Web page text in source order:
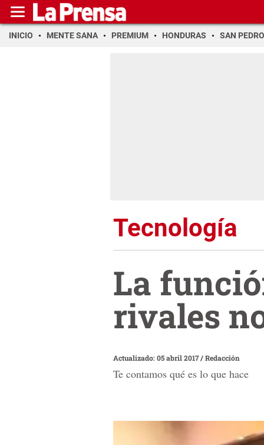
INICIO MENTE SANA PREMIUM HONDURAS SAN PEDRO
Tecnología
La
rivales
Actualizado: 05 abril 2017/Redacción
Te contamos qué es lo que hace